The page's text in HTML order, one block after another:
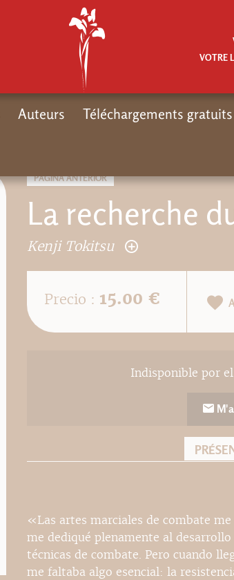
PÁGINA ANTERIOR
La recherche
Kenji Tokitsu
Precio : 15.00 €
Indisponible por
«Las artes marciales de combate
me dediqué plenamente al
técnicas de combate. Pero cuando
me faltaba algo esencial: la
VOTRE
Auteurs Téléchargements gratuits